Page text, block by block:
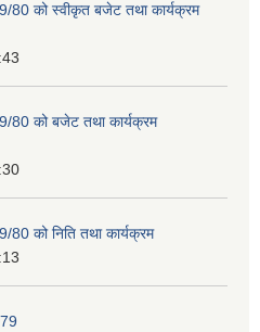
80 को स्वीकृत बजेट तथा कार्यक्रम
80 को बजेट तथा कार्यक्रम
को निति तथा कार्यक्रम